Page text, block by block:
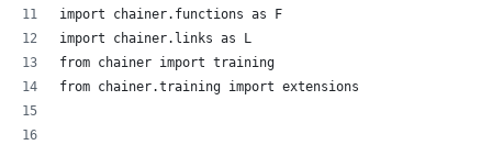
import chainer.functions as F
import chainer.links as L
from chainer import training
from chainer.training import extensions